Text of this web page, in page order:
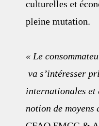
culturelles et
pleine mutation.
« Le
va s’intéresser
internationales et
notion de moyens